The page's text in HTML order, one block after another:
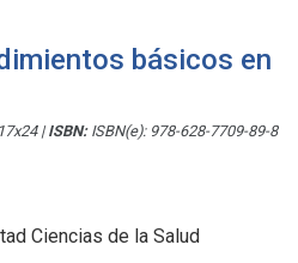
básicos en
17x24 |ISBN: ISBN(e): 978-628-7709-89-8
Ciencias de la Salud